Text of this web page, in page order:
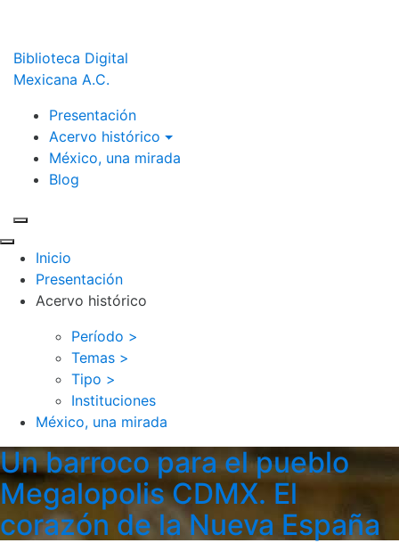
Biblioteca Digital
Mexicana A.C.
Presentación
Acervo histórico
México, una mirada
Blog
Inicio
Presentación
Acervo histórico
Período >
Temas >
Tipo >
Instituciones
México, una mirada
Un barroco para el pueblo
Megalopolis CDMX. El
corazón de la Nueva España